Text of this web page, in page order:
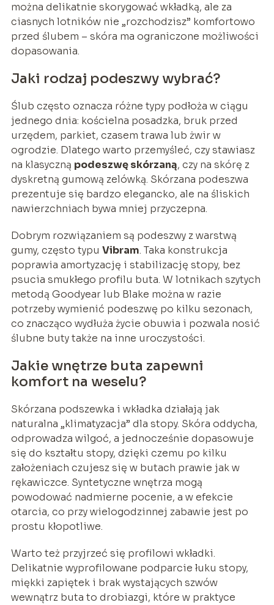
można delikatnie skorygować wkładką, ale za
ciasnych lotników nie „rozchodzisz” komfortowo
przed ślubem – skóra ma ograniczone możliwości
dopasowania.
Jaki rodzaj podeszwy wybrać?
Ślub często oznacza różne typy podłoża w ciągu
jednego dnia: kościelna posadzka, bruk przed
urzędem, parkiet, czasem trawa lub żwir w
ogrodzie. Dlatego warto przemyśleć, czy stawiasz
na klasyczną podeszwę skórzaną, czy na skórę z
dyskretną gumową zelówką. Skórzana podeszwa
prezentuje się bardzo elegancko, ale na śliskich
nawierzchniach bywa mniej przyczepna.
Dobrym rozwiązaniem są podeszwy z warstwą
gumy, często typu Vibram. Taka konstrukcja
poprawia amortyzację i stabilizację stopy, bez
psucia smukłego profilu buta. W lotnikach szytych
metodą Goodyear lub Blake można w razie
potrzeby wymienić podeszwę po kilku sezonach,
co znacząco wydłuża życie obuwia i pozwala nosić
ślubne buty także na inne uroczystości.
Jakie wnętrze buta zapewni
komfort na weselu?
Skórzana podszewka i wkładka działają jak
naturalna „klimatyzacja” dla stopy. Skóra oddycha,
odprowadza wilgoć, a jednocześnie dopasowuje
się do kształtu stopy, dzięki czemu po kilku
założeniach czujesz się w butach prawie jak w
rękawiczce. Syntetyczne wnętrza mogą
powodować nadmierne pocenie, a w efekcie
otarcia, co przy wielogodzinnej zabawie jest po
prostu kłopotliwe.
Warto też przyjrzeć się profilowi wkładki.
Delikatnie wyprofilowane podparcie łuku stopy,
miękki zapiętek i brak wystających szwów
wewnątrz buta to drobiazgi, które w praktyce